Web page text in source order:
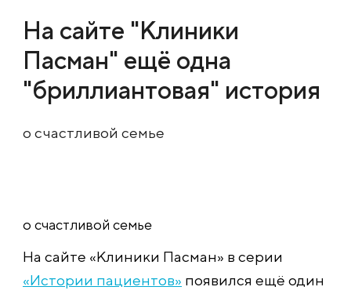
На сайте "Клиники
Пасман" ещё одна
"бриллиантовая" история
о счастливой семье
о счастливой семье
На сайте «Клиники Пасман» в серии
«Истории пациентов» появился ещё один